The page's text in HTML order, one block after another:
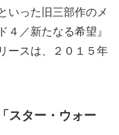
いった旧三部作のメ
４／新たなる希望』
ースは、２０１５年
スター・ウォー